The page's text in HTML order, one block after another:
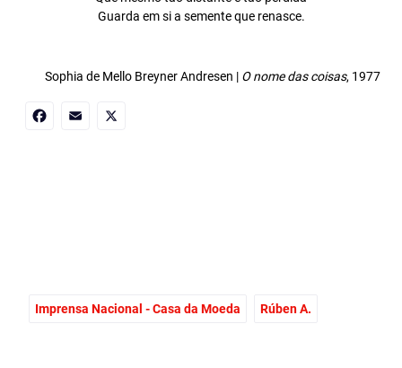
Guarda em si a semente que renasce.
Sophia de Mello Breyner Andresen | O nome das coisas, 1977
Imprensa Nacional - Casa da Moeda Rúben A.